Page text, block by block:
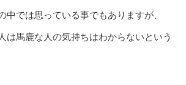
中では思っている事でもありますが、
は馬鹿な人の気持ちはわからないという